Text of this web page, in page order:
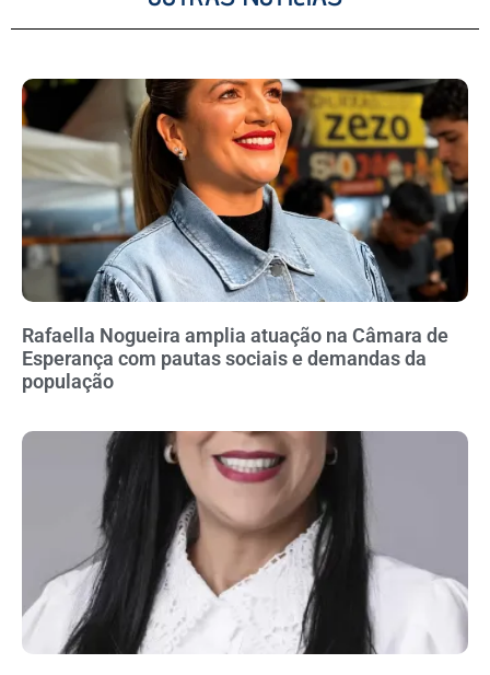
Rafaella Nogueira amplia atuação na Câmara de
Esperança com pautas sociais e demandas da
população